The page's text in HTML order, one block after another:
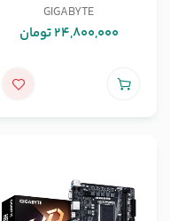
GIGABYTE
24,800,000تومان